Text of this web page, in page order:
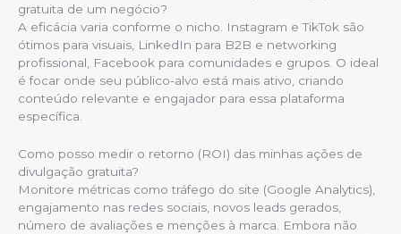
gratuita de um negócio?
A eficácia varia conforme o nicho. Instagram e TikTok são
ótimos para visuais, LinkedIn para B2B e networking
profissional, Facebook para comunidades e grupos. O ideal
é focar onde seu público-alvo está mais ativo, criando
conteúdo relevante e engajador para essa plataforma
específica.
Como posso medir o retorno (ROI) das minhas ações de
divulgação gratuita?
Monitore métricas como tráfego do site (Google Analytics),
engajamento nas redes sociais, novos leads gerados,
número de avaliações e menções à marca. Embora não